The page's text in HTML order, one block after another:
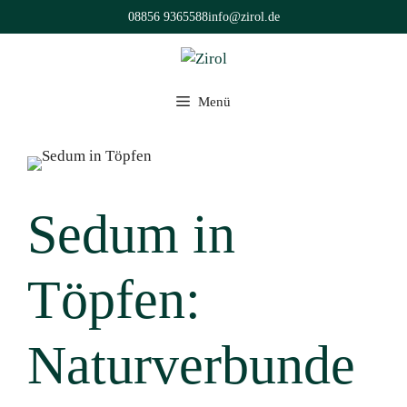
Inhalt
08856 9365588info@zirol.de
Menü
Sedum in
Töpfen:
Naturverbunde